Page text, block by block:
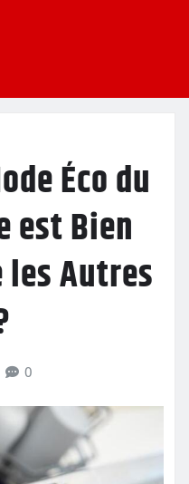
Éco du
est Bien
les Autres
0